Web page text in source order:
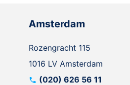
Amsterdam
Rozengracht 115
1016 LV Amsterdam
call (020) 626 56 11